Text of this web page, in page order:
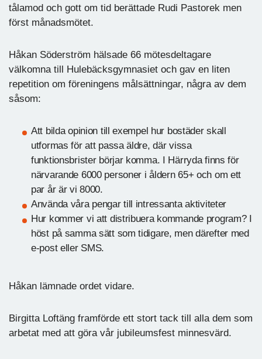
tålamod och gott om tid berättade Rudi Pastorek men
först månadsmötet.
Håkan Söderström hälsade 66 mötesdeltagare
välkomna till Hulebäcksgymnasiet och gav en liten
repetition om föreningens målsättningar, några av dem
såsom:
Att bilda opinion till exempel hur bostäder skall
utformas för att passa äldre, där vissa
funktionsbrister börjar komma. I Härryda finns för
närvarande 6000 personer i åldern 65+ och om ett
par år är vi 8000.
Använda våra pengar till intressanta aktiviteter
Hur kommer vi att distribuera kommande program? I
höst på samma sätt som tidigare, men därefter med
e-post eller SMS.
Håkan lämnade ordet vidare.
Birgitta Loftäng framförde ett stort tack till alla dem som
arbetat med att göra vår jubileumsfest minnesvärd.